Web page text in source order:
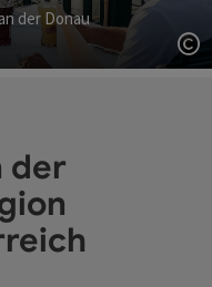
der Donau
der